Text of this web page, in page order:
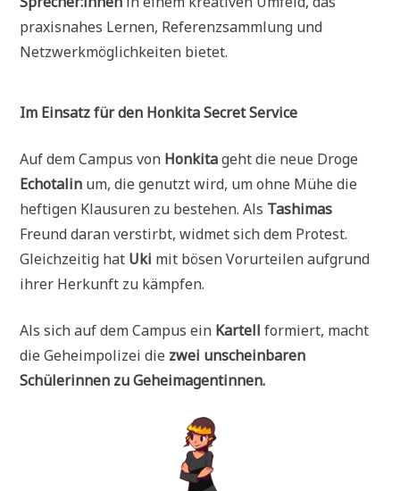
praxisnahes Lernen, Referenzsammlung und
Netzwerkmöglichkeiten bietet.
Im Einsatz für den Honkita Secret Service
Auf dem Campus von Honkitageht die neue Droge
Echotalin um, die genutzt wird, um ohne Mühe die
heftigen Klausuren zu bestehen. Als Tashimas
Freund daran verstirbt, widmet sich dem Protest.
Gleichzeitig hat Uki mit bösen Vorurteilen aufgrund
ihrer Herkunft zu kämpfen.
Als sich auf dem Campus ein Kartellformiert, macht
die Geheimpolizei die zwei unscheinbaren
Schülerinnen zu Geheimagentinnen.